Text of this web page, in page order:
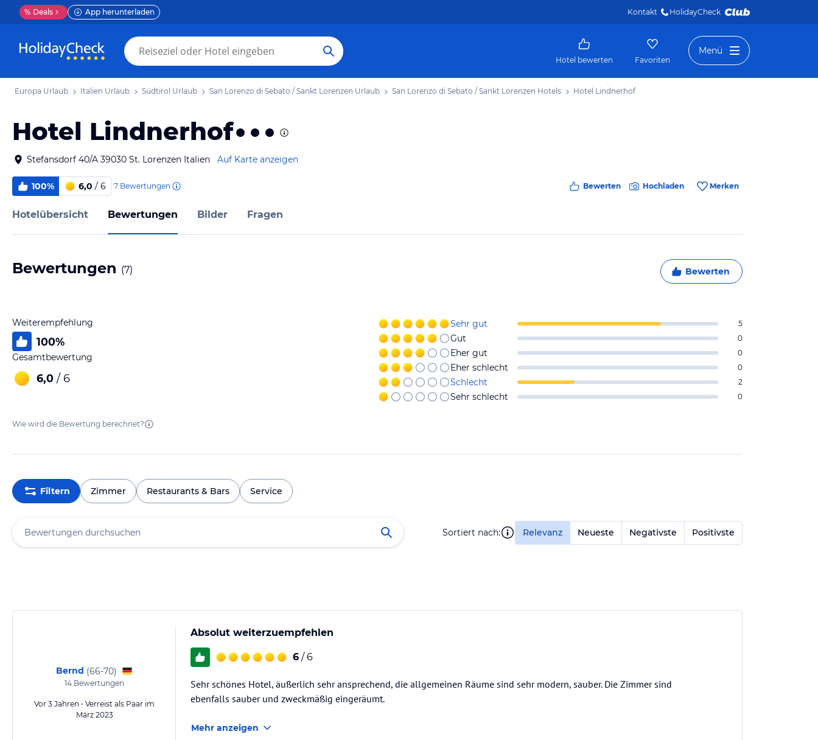
% Deals App herunterladen Kontakt HolidayCheck
Hotel bewerten Favoriten
Menü
Europa Urlaub Italien Urlaub Südtirol Urlaub San Lorenzo di Sebato / Sankt Lorenzen Urlaub San Lorenzo di Sebato / Sankt Lorenzen Hotels Hotel Lindnerhof
Hotel Lindnerhof
Stefansdorf 40/A 39030 St. Lorenzen Italien Auf Karte anzeigen
100% 6,0 / 6 7 Bewertungen Bewerten Hochladen Merken
Hotelübersicht Bewertungen Bilder Fragen
Bewertungen (7) Bewerten
Weiterempfehlung
100%
Gesamtbewertung
6,0 / 6
Sehr gut 5
Gut 0
Eher gut 0
Eher schlecht 0
Schlecht 2
Sehr schlecht 0
Wie wird die Bewertung berechnet?
Filtern Zimmer Restaurants & Bars Service
Sortiert nach: Relevanz Neueste Negativste Positivste
Bernd (66-70)
14 Bewertungen
Vor 3 Jahren • Verreist als Paar im
März 2023
Absolut weiterzuempfehlen
6 / 6
Sehr schönes Hotel, äußerlich sehr ansprechend, die allgemeinen Räume sind sehr modern, sauber. Die Zimmer sind
ebenfalls sauber und zweckmäßig eingeräumt.
Mehr anzeigen